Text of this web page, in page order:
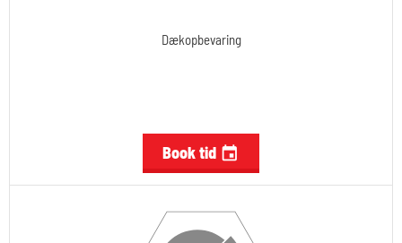
Dækopbevaring
Book tid 